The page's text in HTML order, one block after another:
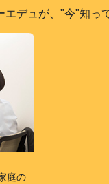
デュが、"今"知っ
庭の